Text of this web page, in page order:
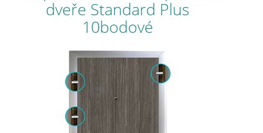
dveře Standard Plus
10bodové